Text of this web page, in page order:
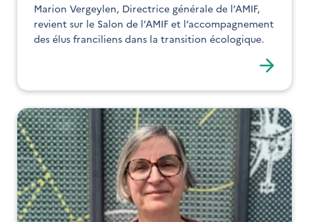
Marion Vergeylen, Directrice générale de l’AMIF,
revient sur le Salon de l’AMIF et l’accompagnement
des élus franciliens dans la transition écologique.